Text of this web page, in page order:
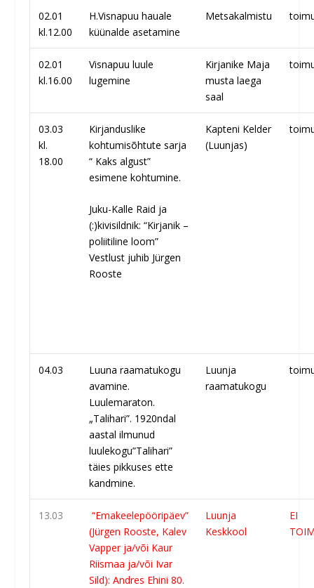
02.01
kl.12.00
H.Visnapuu hauale
küünalde asetamine
Metsakalmistu
02.01
kl.16.00
Visnapuu luule
lugemine
Kirjanike Maja
musta laega
saal
03.03
kl.
18.00
Kirjanduslike
kohtumisõhtute sarja
“ Kaks algust”
esimene kohtumine.
Juku-Kalle Raid ja
(:)kivisildnik: “Kirjanik –
poliitiline loom”
Vestlust juhib Jürgen
Rooste
Kapteni Kelder
(Luunjas)
04.03
Luuna raamatukogu
avamine.
Luulemaraton.
„Talihari”. 1920ndal
aastal ilmunud
luulekogu”Talihari”
täies pikkuses ette
kandmine.
Luunja
raamatukogu
13.03
“Emakeelepööripäev”
(Jürgen Rooste, Kalev
Vapper ja/või Kaur
Riismaa ja/või Ivar
Sild): Andres Ehini 80.
Luunja
Keskkool
EI